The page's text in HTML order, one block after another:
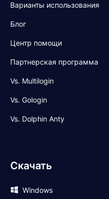
Варианты использования
Блог
Центр помощи
Партнерская программа
Vs. Multilogin
Vs. Gologin
Vs. Dolphin Anty
Скачать
Windows